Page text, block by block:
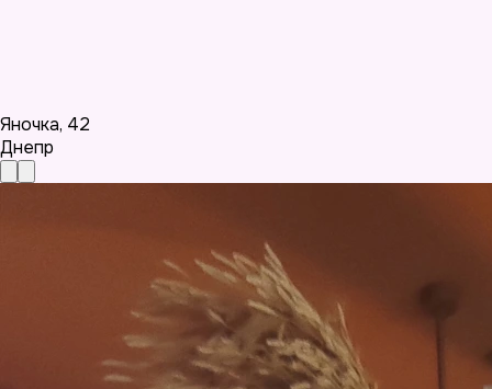
Яночка, 42
Днепр